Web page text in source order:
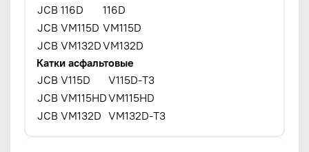
JCB 116D
116D
JCB VM115D VM115D
JCB VM132DVM132D
Катки асфальтовые
JCB V115D
V115D-T3
JCB VM115HDVM115HD
JCB VM132D VM132D-T3